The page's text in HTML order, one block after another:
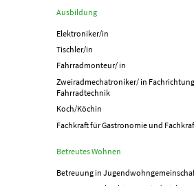
Ausbildung
Elektroniker/in
Tischler/in
Fahrradmonteur/ in
Zweiradmechatroniker/ in Fachrichtung
Fahrradtechnik
Koch/Köchin
Fachkraft für Gastronomie und
Betreutes Wohnen
Betreuung in